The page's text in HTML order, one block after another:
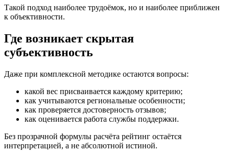
Такой подход наиболее трудоёмок, но и наиболее приближен
к объективности.
Где возникает скрытая
субъективность
Даже при комплексной методике остаются вопросы:
какой вес присваивается каждому критерию;
как учитываются региональные особенности;
как проверяется достоверность отзывов;
как оценивается работа службы поддержки.
Без прозрачной формулы расчёта рейтинг остаётся
интерпретацией, а не абсолютной истиной.